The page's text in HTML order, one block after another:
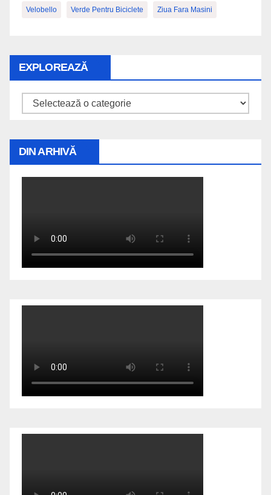
Velobello Verde Pentru Biciclete Ziua Fara Masini
EXPLOREAZĂ
Explorează
DIN ARHIVĂ